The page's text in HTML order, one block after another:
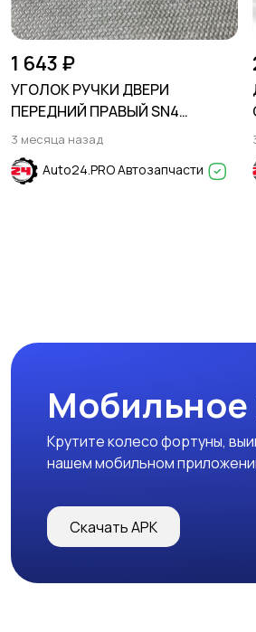
1 643 ₽
УГОЛОК РУЧКИ ДВЕРИ
ПЕРЕДНИЙ ПРАВЫЙ SN4
оранжевый HYUNDAI CRETA
2016-2021
3 месяца назад
Auto24.PRO Автозапчасти
Крутите колесо фортуны,
нашем мобильном
Скачать APK